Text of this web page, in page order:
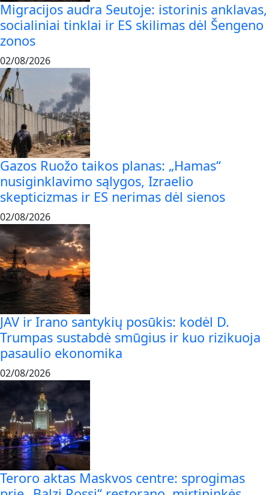
Migracijos audra Seutoje: istorinis anklavas,
socialiniai tinklai ir ES skilimas dėl Šengeno
zonos
02/08/2026
Gazos Ruožo taikos planas: „Hamas“
nusiginklavimo sąlygos, Izraelio
skepticizmas ir ES nerimas dėl sienos
02/08/2026
JAV ir Irano santykių posūkis: kodėl D.
Trumpas sustabdė smūgius ir kuo rizikuoja
pasaulio ekonomika
02/08/2026
Teroro aktas Maskvos centre: sprogimas